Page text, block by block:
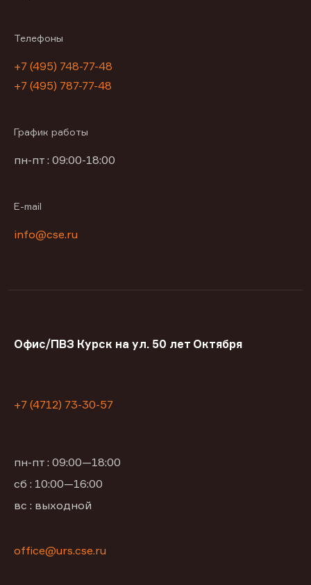
Телефоны
+7 (495) 748-77-48
+7 (495) 787-77-48
График работы
пн-пт : 09:00-18:00
E-mail
info@cse.ru
Офис/ПВЗ Курск на ул. 50 лет Октября
+7 (4712) 73-30-57
пн-пт : 09:00—18:00
сб : 10:00—16:00
вс : выходной
office@urs.cse.ru